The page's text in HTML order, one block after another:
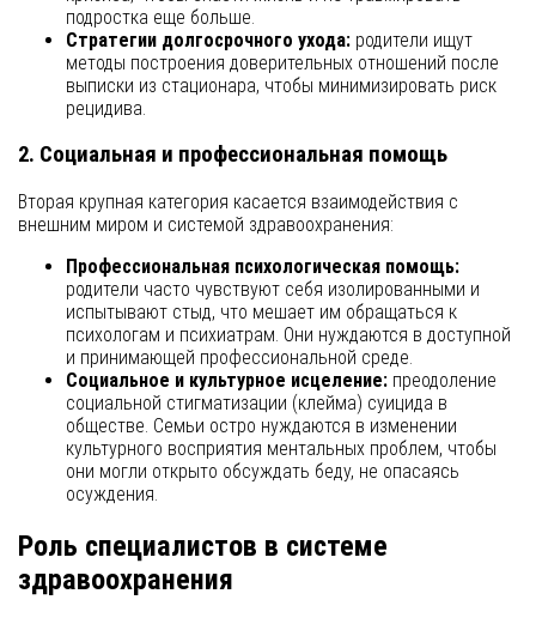
подростка еще больше.
Стратегии долгосрочного ухода: родители ищут
методы построения доверительных отношений после
выписки из стационара, чтобы минимизировать риск
рецидива.
2. Социальная и профессиональная помощь
Вторая крупная категория касается взаимодействия с
внешним миром и системой здравоохранения:
Профессиональная психологическая помощь:
родители часто чувствуют себя изолированными и
испытывают стыд, что мешает им обращаться к
психологам и психиатрам. Они нуждаются в доступной
и принимающей профессиональной среде.
Социальное и культурное исцеление: преодоление
социальной стигматизации (клейма) суицида в
обществе. Семьи остро нуждаются в изменении
культурного восприятия ментальных проблем, чтобы
они могли открыто обсуждать беду, не опасаясь
осуждения.
Роль специалистов в системе
здравоохранения